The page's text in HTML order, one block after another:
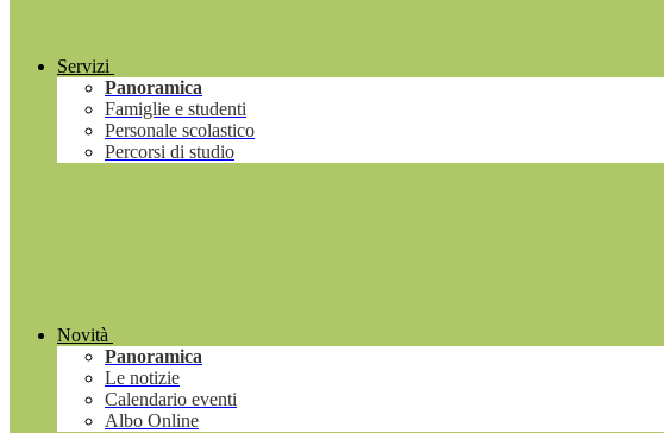
Servizi
Panoramica
Famiglie e studenti
Personale scolastico
Percorsi di studio
Novità
Panoramica
Le notizie
Calendario eventi
Albo Online